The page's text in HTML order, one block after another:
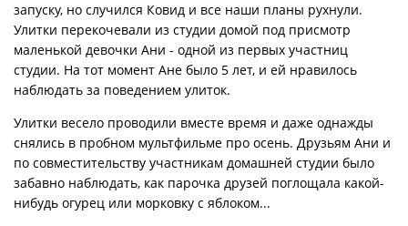
запуску, но случился Ковид и все наши планы рухнули.
Улитки перекочевали из студии домой под присмотр
маленькой девочки Ани - одной из первых участниц
студии. На тот момент Ане было 5 лет, и ей нравилось
наблюдать за поведением улиток.
Улитки весело проводили вместе время и даже однажды
снялись в пробном мультфильме про осень. Друзьям Ани и
по совместительству участникам домашней студии было
забавно наблюдать, как парочка друзей поглощала какой-
нибудь огурец или морковку с яблоком...